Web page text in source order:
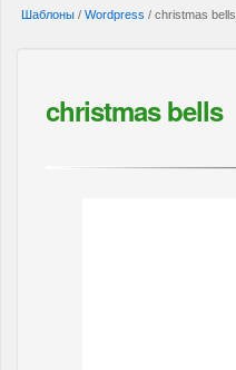
Шаблоны / Wordpress / christmas bells
christmas bells